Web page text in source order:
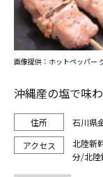
沖縄産の塩で味
石川県
北陸新
分/北陸
画像提供：ホットペッパー